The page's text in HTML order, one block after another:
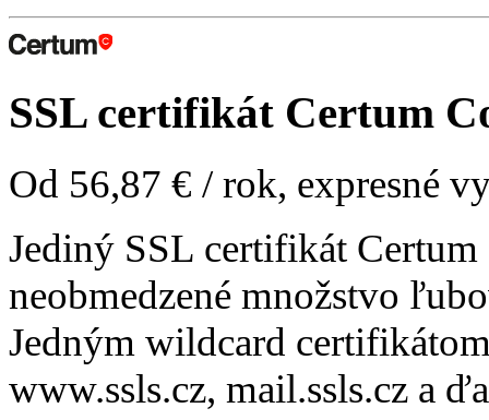
SSL certifikát Certum
Od 56,87 € / rok, expresné
Jediný SSL certifikát
neobmedzené množstvo
Jedným wildcard
www.ssls.cz, mail.ssls.cz a